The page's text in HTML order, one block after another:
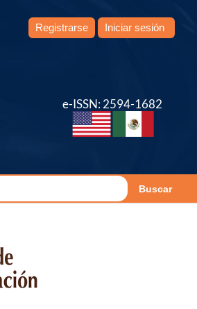
Buscar
Registrarse Iniciar sesión
e-ISSN: 2594-1682